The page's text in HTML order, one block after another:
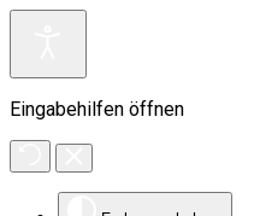
Eingabehilfen öffnen